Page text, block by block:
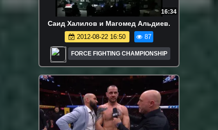
16:34
Саид Халилов и Магомед Альдиев.
2012-08-22 16:50 87
FORCE FIGHTING CHAMPIONSHIP